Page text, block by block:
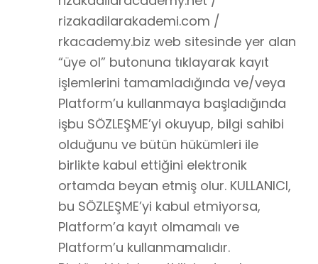
rizakadilarakademi.com /
rkacademy.biz web sitesinde yer alan
“üye ol” butonuna tıklayarak kayıt
işlemlerini tamamladığında ve/veya
Platform’u kullanmaya başladığında
işbu SÖZLEŞME’yi okuyup, bilgi sahibi
olduğunu ve bütün hükümleri ile
birlikte kabul ettiğini elektronik
ortamda beyan etmiş olur. KULLANICI,
bu SÖZLEŞME’yi kabul etmiyorsa,
Platform’a kayıt olmamalı ve
Platform’u kullanmamalıdır.